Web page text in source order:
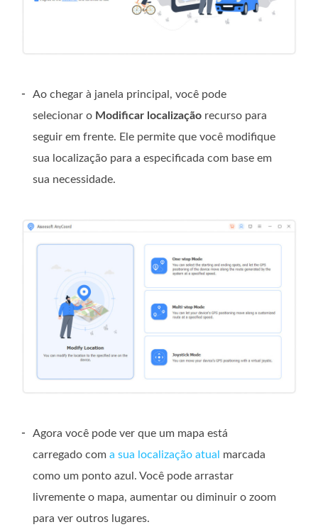
-
Ao chegar à janela principal, você pode
selecionar o Modificar localização recurso para
seguir em frente. Ele permite que você modifique
sua localização para a especificada com base em
sua necessidade.
-
Agora você pode ver que um mapa está
carregado com a sua localização atual
marcada
como um ponto azul. Você pode arrastar
livremente o mapa, aumentar ou diminuir o zoom
para ver outros lugares.